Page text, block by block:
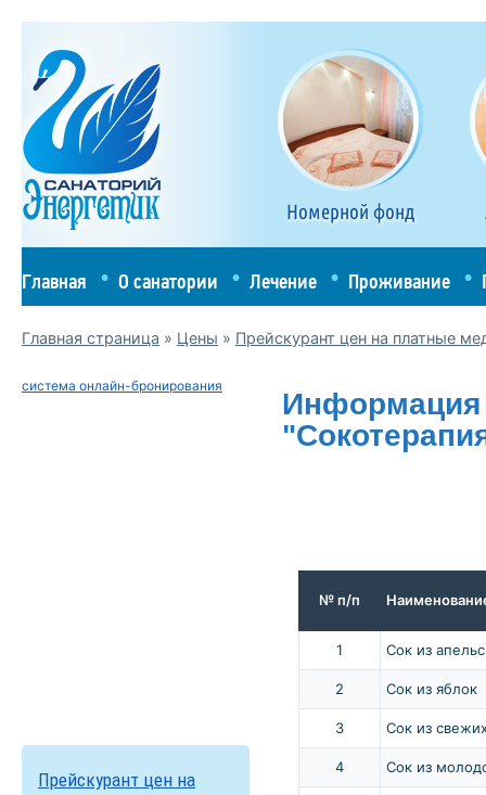
Номерной фонд
Главная О санатории Лечение Проживание
Главная страница » Цены » Прейскурант цен на платные
система онлайн-бронирования
Прейскурант цен на
Информация
№ п/п
1 Сок из
2 Сок из яблок
3 Сок из
4 Сок из